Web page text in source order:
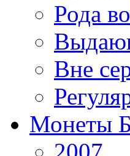
Рода
Вне
Монеты